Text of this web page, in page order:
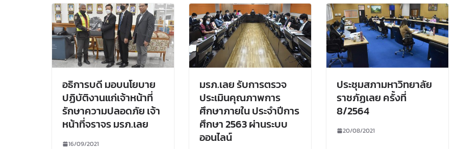
อธิการบดี มอบนโยบาย
ปฏิบัติงานแก่เจ้าหน้าที่
รักษาความปลอดภัย เจ้า
หน้าที่จราจร มรภ.เลย
16/09/2021
มรภ.เลย รับการตรวจ
ประเมินคุณภาพการ
ศึกษาภายใน ประจำปีการ
ศึกษา 2563 ผ่านระบบ
ออนไลน์
ประชุมสภามหาวิทยาลัย
ราชภัฏเลย ครั้งที่
8/2564
20/08/2021